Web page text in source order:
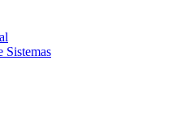
Sistemas